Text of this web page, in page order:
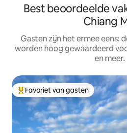
Best beoordeelde
Chiang
Gasten zijn het ermee eens:
worden hoog gewaardeerd
en meer.
Topfavoriet van gasten
Favoriet van gasten